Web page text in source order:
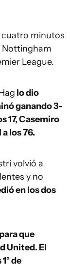
cuatro minutos
Nottingham
League.
lo dio
ganando 3-
17, Casemiro
los 76.
volvió a
y no
en los dos
que
United. El
de